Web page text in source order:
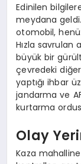
Edinilen
meydana
otomobil,
Hızla savrulan
büyük bir
çevredeki diğer
yaptığı ihbar
jandarma ve
kurtarma
Olay
Kaza mahalline